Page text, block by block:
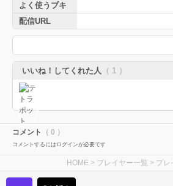
よく使うブキ
配信URL
いいね！してくれた人 （ 1 ）
コメント （ 0 ）
コメントするにはログインが必要です
HOME > プレイヤー一覧 > プレ